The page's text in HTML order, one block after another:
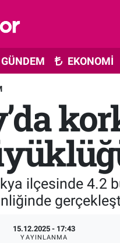
GÜNDEM EKONOMİ
ilçesinde 4.2
15.12.2025 - 17:43
YAYINLANMA